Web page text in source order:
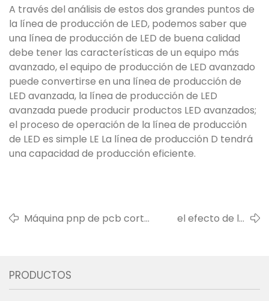
A través del análisis de estos dos grandes puntos de
la línea de producción de LED, podemos saber que
una línea de producción de LED de buena calidad
debe tener las características de un equipo más
avanzado, el equipo de producción de LED avanzado
puede convertirse en una línea de producción de
LED avanzada, la línea de producción de LED
avanzada puede producir productos LED avanzados;
el proceso de operación de la línea de producción
de LED es simple LE La línea de producción D tendrá
una capacidad de producción eficiente.
Máquina pnp de pcb corta
el efecto de la
PRODUCTOS